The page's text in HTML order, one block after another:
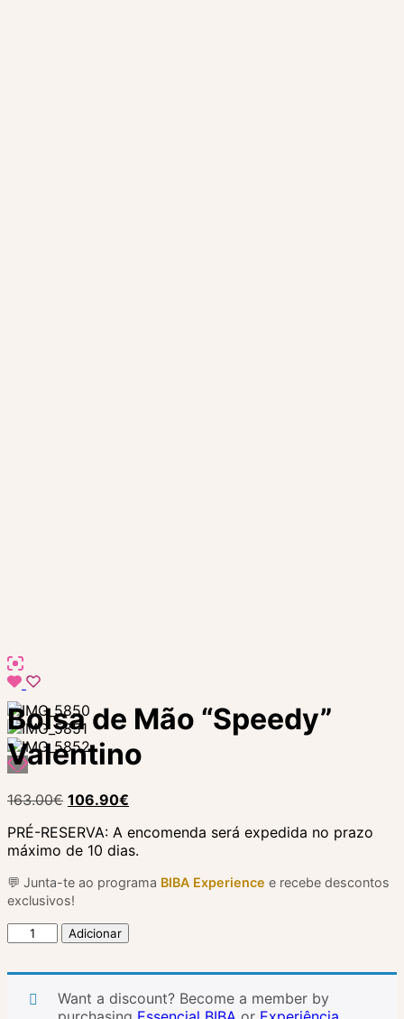
Bolsa de Mão “Speedy”
Valentino
163.00€ O
original
era:
106.90€
atual
é:
PRÉ-RESERVA: A encomenda será expedida no prazo
máximo de 10 dias.
💬 Junta-te ao programa BIBA Experience e recebe descontos
exclusivos!
Quantidade
de
Mão
Adicionar
Want a discount? Become a member by